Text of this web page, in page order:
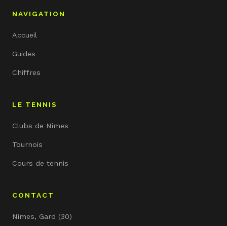
NAVIGATION
Accueil
Guides
Chiffres
LE TENNIS
Clubs de Nimes
Tournois
Cours de tennis
CONTACT
Nimes, Gard (30)